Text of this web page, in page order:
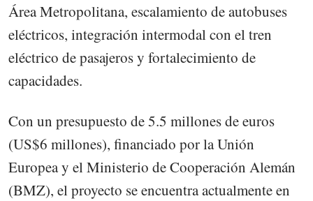
Área Metropolitana, escalamiento de autobuses
eléctricos, integración intermodal con el tren
eléctrico de pasajeros y fortalecimiento de
capacidades.
Con un presupuesto de 5.5 millones de euros
(US$6 millones), financiado por la Unión
Europea y el Ministerio de Cooperación Alemán
(BMZ), el proyecto se encuentra actualmente en